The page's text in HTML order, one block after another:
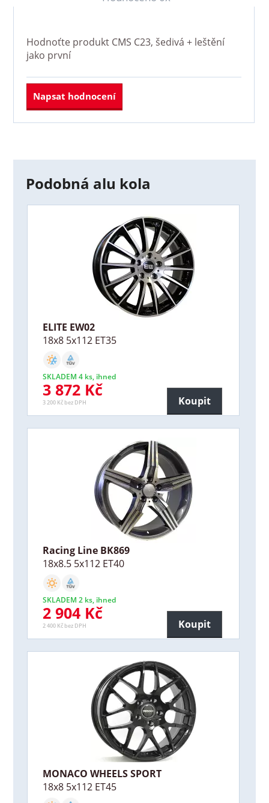
Hodnoťte produkt CMS C23, šedivá + leštění
jako první
Napsat hodnocení
Podobná alu kola
ELITE EW02
18x8 5x112 ET35
SKLADEM 4 ks, ihned
3 872 Kč
3 200 Kč bez DPH Koupit
Racing Line BK869
18x8.5 5x112 ET40
SKLADEM 2 ks, ihned
2 904 Kč
2 400 Kč bez DPH Koupit
MONACO WHEELS SPORT
18x8 5x112 ET45